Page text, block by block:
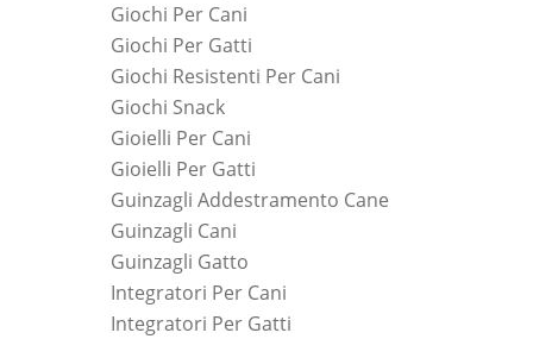
Giochi Per Cani
Giochi Per Gatti
Giochi Resistenti Per Cani
Giochi Snack
Gioielli Per Cani
Gioielli Per Gatti
Guinzagli Addestramento Cane
Guinzagli Cani
Guinzagli Gatto
Integratori Per Cani
Integratori Per Gatti